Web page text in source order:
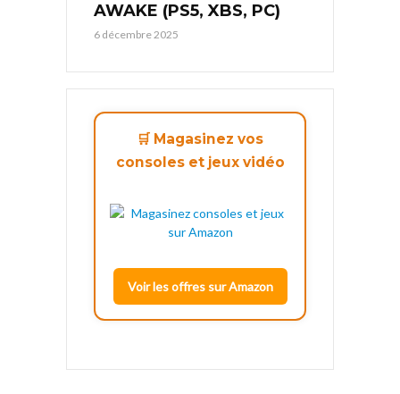
AWAKE (PS5, XBS, PC)
6 décembre 2025
🛒 Magasinez vos
consoles et jeux vidéo
Voir les offres sur Amazon